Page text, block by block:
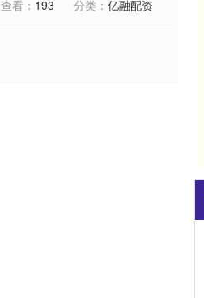
查看： 193 分类： 亿融配资